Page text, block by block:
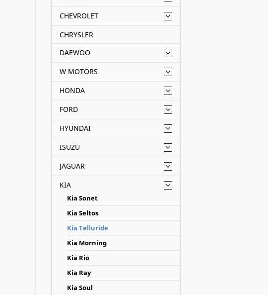
CHEVROLET
CHRYSLER
DAEWOO
W MOTORS
HONDA
FORD
HYUNDAI
ISUZU
JAGUAR
KIA
Kia Sonet
Kia Seltos
Kia Telluride
Kia Morning
Kia Rio
Kia Ray
Kia Soul